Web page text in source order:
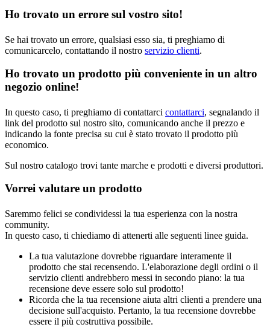
Ho trovato un errore sul vostro sito!
Se hai trovato un errore, qualsiasi esso sia, ti preghiamo di
comunicarcelo, contattando il nostro servizio clienti.
Ho trovato un prodotto più conveniente in un altro
negozio online!
In questo caso, ti preghiamo di contattarci contattarci, segnalando il
link del prodotto sul nostro sito, comunicando anche il prezzo e
indicando la fonte precisa su cui è stato trovato il prodotto più
economico.
Sul nostro catalogo trovi tante marche e prodotti e diversi produttori.
Vorrei valutare un prodotto
Saremmo felici se condividessi la tua esperienza con la nostra
community.
In questo caso, ti chiediamo di attenerti alle seguenti linee guida.
La tua valutazione dovrebbe riguardare interamente il
prodotto che stai recensendo. L'elaborazione degli ordini o il
servizio clienti andrebbero messi in secondo piano: la tua
recensione deve essere solo sul prodotto!
Ricorda che la tua recensione aiuta altri clienti a prendere una
decisione sull'acquisto. Pertanto, la tua recensione dovrebbe
essere il più costruttiva possibile.